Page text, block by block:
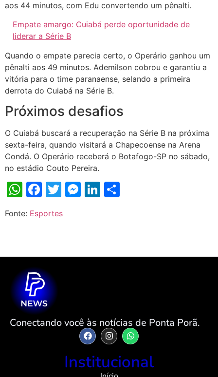
aos 44 minutos, com Edu convertendo um pênalti.
Empate amargo: Cuiabá perde oportunidade de
liderar a Série B
Quando o empate parecia certo, o Operário ganhou um
pênalti aos 49 minutos. Ademilson cobrou e garantiu a
vitória para o time paranaense, selando a primeira
derrota do Cuiabá na Série B.
Próximos desafios
O Cuiabá buscará a recuperação na Série B na próxima
sexta-feira, quando visitará a Chapecoense na Arena
Condá. O Operário receberá o Botafogo-SP no sábado,
no estádio Couto Pereira.
WhatsApp
Facebook
Twitter
Messenger
LinkedIn
Fonte: Esportes
Conectando você às notícias de Ponta Porã.
Institucional